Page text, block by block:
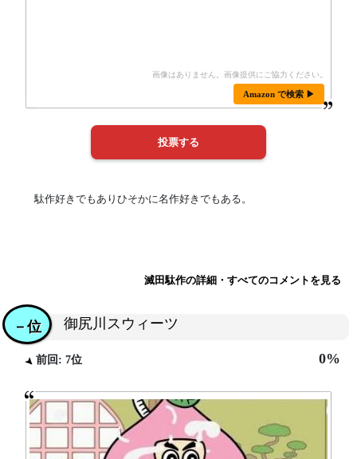
Amazon で検索 ▶
駄作好きでもありひそかに名作好きでもある。
滅田駄作の詳細・すべてのコメントを見る
御尻川スウィーツ
－位
前回: 7位 0%